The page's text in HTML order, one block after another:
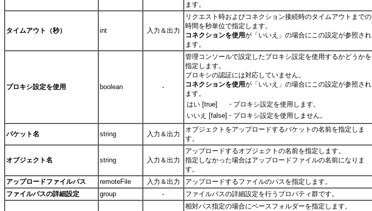
ます。
タイムアウト（秒） int 入力＆出力
リクエスト時およびコネクション接続時のタイムアウトまでの
時間を秒単位で指定します。
コネクションを使用が「 いいえ 」の場合にこの設定が参照され
ます。
プロキシ設定を使用 boolean -
管理コンソールで設定したプロキシ設定を使用するかどうかを
指定します。
プロキシの認証には対応していません。
コネクションを使用が「 いいえ 」の場合にこの設定が参照され
ます。
はい [true]
- プロキシ設定を使用します。
いいえ [false] - プロキシ設定を使用しません。
バケット名 string 入力＆出力
オブジェクトをアップロードするバケットの名前を指定しま
す。
オブジェクト名 string 入力＆出力
アップロードするオブジェクトの名前を指定します。
指定しなかった場合はアップロードファイルの名前になりま
す。
アップロードファイルパス
remoteFile 入力＆出力
アップロードするファイルのパスを指定します。
ファイルパスの詳細設定
group - ファイルパスの詳細設定を行うプロパティ群です。
相対パス指定の場合にベースフォルダーを指定します。